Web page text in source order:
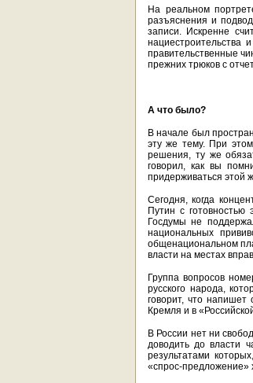
На реальном
разъяснения и
записи. Искренне
нациестроительства
правительственные
прежних трюков с
А что было?
В начале был
эту же тему. При этом
решения, ту же
говорил, как вы
придерживаться этой
Сегодня, когда
Путин с готовностью
Госдумы не
национальных
общенациональном
власти на местах
Группа вопросов
русского народа,
говорит, что
Кремля и в
В России нет ни
доводить до власти
результатами
«спрос-предложение»